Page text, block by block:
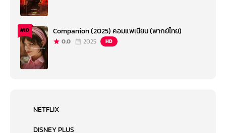
#10 Companion (2025) คอมแพเนียน (พากย์ไทย)
0.0 2025 HD
NETFLIX
DISNEY PLUS